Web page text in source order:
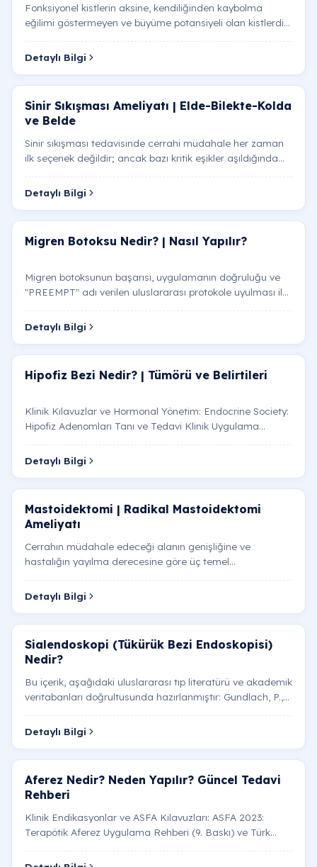
Fonksiyonel kistlerin aksine, kendiliğinden kaybolma
eğilimi göstermeyen ve büyüme potansiyeli olan kistlerdir:
Detaylı Bilgi
Sinir Sıkışması Ameliyatı | Elde-Bilekte-Kolda
ve Belde
Sinir sıkışması tedavisinde cerrahi müdahale her zaman
ilk seçenek değildir; ancak bazı kritik eşikler aşıldığında
Detaylı Bilgi
Migren Botoksu Nedir? | Nasıl Yapılır?
Migren botoksunun başarısı, uygulamanın doğruluğu ve
"PREEMPT" adı verilen uluslararası protokole uyulması ile
Detaylı Bilgi
Hipofiz Bezi Nedir? | Tümörü ve Belirtileri
Klinik Kılavuzlar ve Hormonal Yönetim: Endocrine Society:
Hipofiz Adenomları Tanı ve Tedavi Klinik Uygulama
Detaylı Bilgi
Mastoidektomi | Radikal Mastoidektomi
Ameliyatı
Cerrahın müdahale edeceği alanın genişliğine ve
hastalığın yayılma derecesine göre üç temel
Uygulama Amacı Teknik…
Detaylı Bilgi
Sialendoskopi (Tükürük Bezi Endoskopisi)
Nedir?
Bu içerik, aşağıdaki uluslararası tıp literatürü ve akademik
veritabanları doğrultusunda hazırlanmıştır: Gundlach, P.,
Detaylı Bilgi
Aferez Nedir? Neden Yapılır? Güncel Tedavi
Rehberi
Klinik Endikasyonlar ve ASFA Kılavuzları: ASFA 2023:
Terapötik Aferez Uygulama Rehberi (9. Baskı) ve Türk